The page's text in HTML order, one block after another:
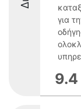
για
9.4